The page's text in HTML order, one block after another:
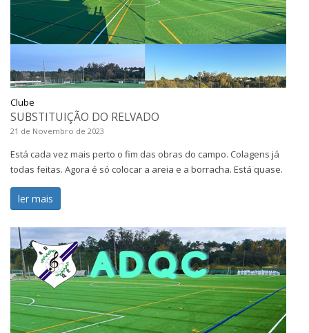
Clube
SUBSTITUIÇÃO DO RELVADO
21 de Novembro de 2023
Está cada vez mais perto o fim das obras do campo. Colagens já
todas feitas. Agora é só colocar a areia e a borracha. Está quase.
ler mais